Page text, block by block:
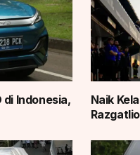
Indonesia,
Naik